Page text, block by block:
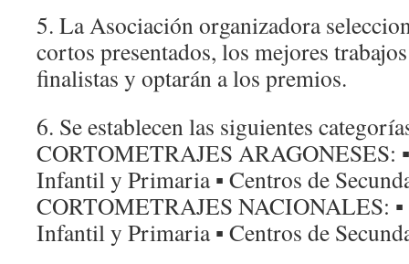
5. La Asociación organizadora
cortos presentados, los mejores
finalistas y optarán a los premios.
6. Se establecen las siguientes
CORTOMETRAJES ARAGONESES:
Infantil y Primaria ▪ Centros de
CORTOMETRAJES NACIONALES: ▪
Infantil y Primaria ▪ Centros de